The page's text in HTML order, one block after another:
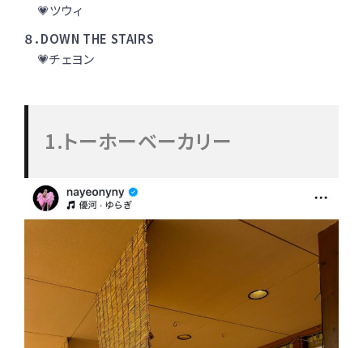
💗ツウィ
８．DOWN THE STAIRS
💗チェヨン
1.トーホーベーカリー